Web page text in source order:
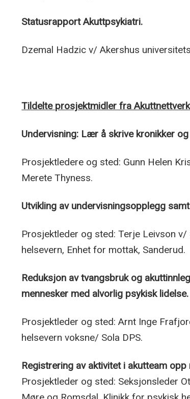
Statusrapport Akuttpsykiatri.
Dzemal Hadzic v/ Akershus
Tildelte prosjektmidler fra
Undervisning: Lær å skrive kronikker
Prosjektledere og sted: Gunn Helen
Merete Thyness.
Utvikling av undervisningsopplegg
Prosjektleder og sted: Terje Leivson v/
helsevern, Enhet for mottak, Sanderud.
Reduksjon av tvangsbruk og
mennesker med alvorlig psykisk lidelse.
Prosjektleder og sted: Arnt Inge
helsevern voksne/ Sola DPS.
Registrering av aktivitet i akutteam
Prosjektleder og sted: Seksjonsleder